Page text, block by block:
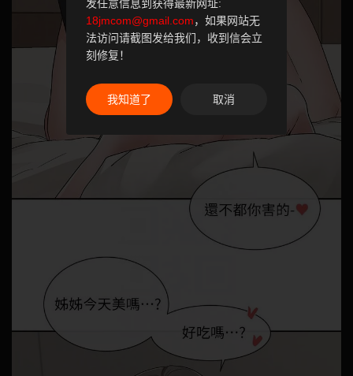
发任意信息到获得最新网址:
18jmcom@gmail.com，如果网站无
法访问请截图发给我们，收到信会立
刻修复！
我知道了 取消